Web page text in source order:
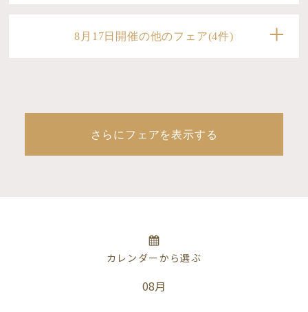
8月17日開催の他のフェア(4件)
さらにフェアを表示する
カレンダーから選ぶ
08月